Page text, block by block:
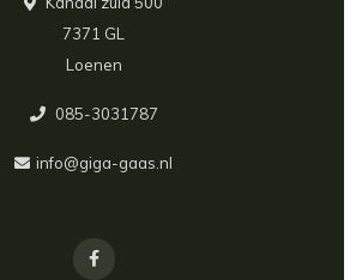
7371 GL
Loenen
085-3031787
info@giga-gaas.nl